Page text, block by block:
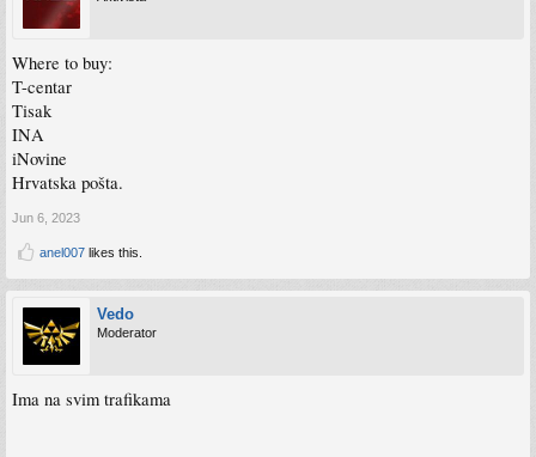
Where to buy:
T-centar
Tisak
INA
iNovine
Hrvatska pošta.
Jun 6, 2023
anel007 likes this.
Vedo
Moderator
Ima na svim trafikama